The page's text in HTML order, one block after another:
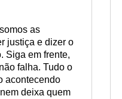
as
justiça e dizer o
Siga em frente,
falha. Tudo o
acontecendo
deixa quem